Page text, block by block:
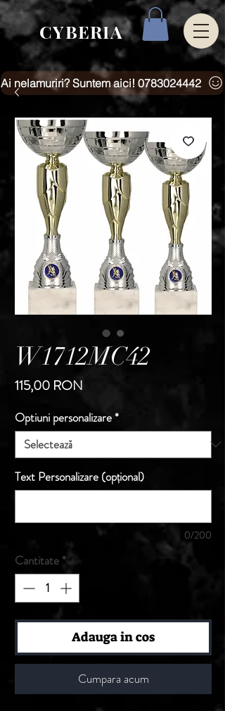
CYBERIA
Ai nelamuriri? Suntem aici! 0783024442
W1712MC42
115,00 RON
Optiuni personalizare*
Text Personalizare (opțional)
0/200
Cantitate *
Adauga in cos
Cumpara acum